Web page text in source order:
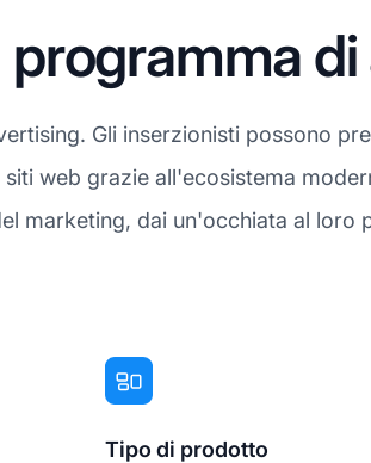
Gli inserzionisti possono
web grazie all'ecosistema
marketing, dai un'occhiata al loro
Tipo di prodotto